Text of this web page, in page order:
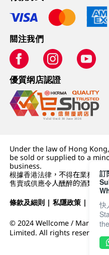
關注我們
優質纲店認證
Under the law of Hong
be sold or supplied to a
business.
根據香港法律，不得在業務過
售賣或供應令人醺醉的酒類。
條款及細則 |私隱政策 | DFI
© 2024 Wellcome / Market
Limited. All rights reserved.
訂
快